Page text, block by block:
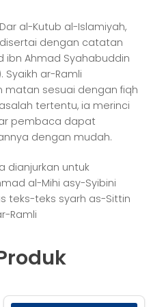
al-Kutub al-Islamiyah,
dengan catatan
ibn Ahmad Syahabuddin
Syaikh ar-Ramli
matan sesuai dengan fiqh
tertentu, ia merinci
pembaca dapat
dengan mudah.
dianjurkan untuk
al-Mihi asy-Syibini
teks-teks syarh as-Sittin
Ramli